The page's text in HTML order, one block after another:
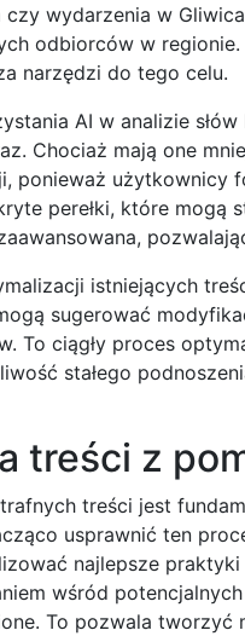
wydarzenia w
odbiorców w
narzędzi do tego celu.
AI w analizie
Chociaż mają one
ponieważ użytkownicy
perełki, które mogą
istniejących
sugerować
To ciągły proces
stałego
treści z
treści jest
usprawnić ten
najlepsze
wśród
To pozwala tworzyć